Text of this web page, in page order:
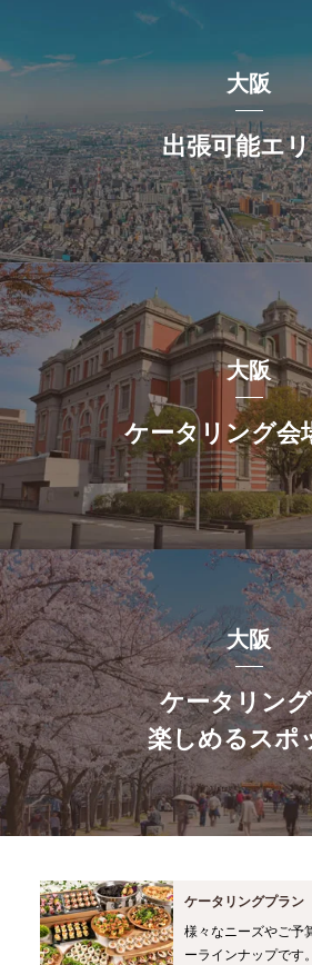
大阪
出張可能エ
大阪
ケータリング会
大阪
ケータリン
楽しめるスポ
ケータリングプラン
様々なニーズやご予
ーラインナップです。